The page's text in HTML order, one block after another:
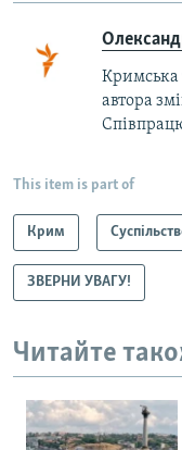
Кримська
автора
This item is part of
Крим
ЗВЕРНИ УВАГУ!
Читайте